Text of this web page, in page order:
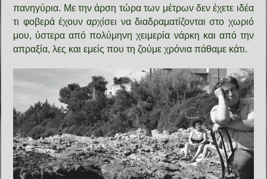
πανηγύρια. Με την άρση τώρα των μέτρων δεν έχετε ιδέα
τι φοβερά έχουν αρχίσει να διαδραματίζονται στο χωριό
μου, ύστερα από πολύμηνη χειμερία νάρκη και από την
απραξία, λες και εμείς που τη ζούμε χρόνια πάθαμε κάτι.